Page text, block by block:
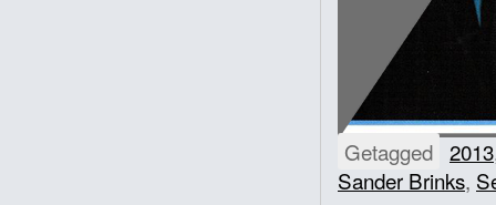
Getagged 2013
Sander Brinks,